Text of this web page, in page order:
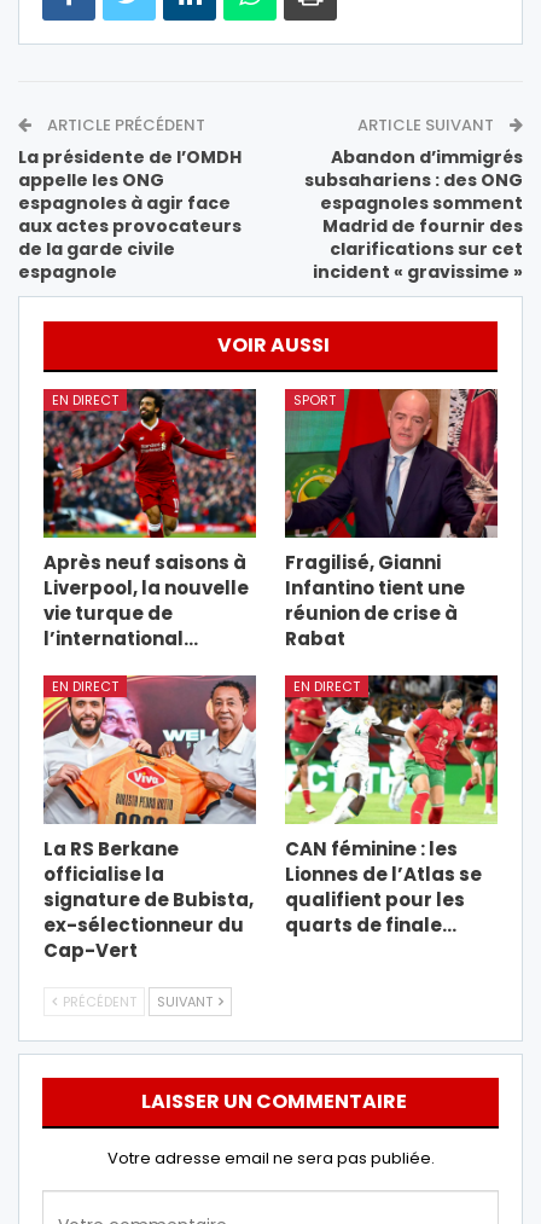
ARTICLE PRÉCÉDENT
La présidente de l’OMDH
appelle les ONG
espagnoles à agir face
aux actes provocateurs
de la garde civile
espagnole
ARTICLE SUIVANT
Abandon d’immigrés
subsahariens : des ONG
espagnoles somment
Madrid de fournir des
clarifications sur cet
incident « gravissime »
VOIR AUSSI
EN DIRECT
Après neuf saisons à
Liverpool, la nouvelle
vie turque de
l’international…
SPORT
Fragilisé, Gianni
Infantino tient une
réunion de crise à
Rabat
EN DIRECT
La RS Berkane
officialise la
signature de Bubista,
ex-sélectionneur du
Cap-Vert
EN DIRECT
CAN féminine : les
Lionnes de l’Atlas se
qualifient pour les
quarts de finale…
PRÉCÉDENT SUIVANT
LAISSER UN COMMENTAIRE
Votre adresse email ne sera pas publiée.